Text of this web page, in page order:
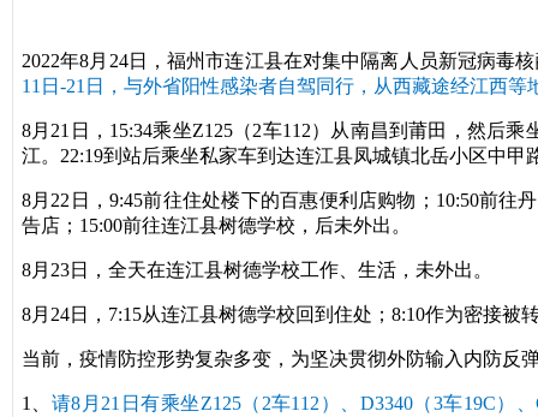
2022年8月24日，福州市连江县在对集中隔离人员新冠病毒
11日-21日，与外省阳性感染者自驾同行，从西藏途经江西等
8月21日，15:34乘坐Z125（2车112）从南昌到莆田，然后
江。22:19到站后乘坐私家车到达连江县凤城镇北岳小区中甲
8月22日，9:45前往住处楼下的百惠便利店购物；10:50前
告店；15:00前往连江县树德学校，后未外出。
8月23日，全天在连江县树德学校工作、生活，未外出。
8月24日，7:15从连江县树德学校回到住处；8:10作为密接被
当前，疫情防控形势复杂多变，为坚决贯彻外防输入内防反
1、 请8月21日有乘坐Z125（2车112）、D3340（3车19C）